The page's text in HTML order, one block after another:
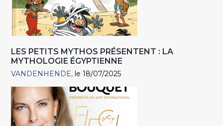
LES PETITS MYTHOS PRÉSENTENT : LA
MYTHOLOGIE ÉGYPTIENNE
VANDENHENDE le 18/07/2025